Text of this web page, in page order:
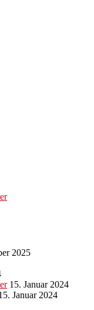
2025
15. Januar 2024
Januar 2024